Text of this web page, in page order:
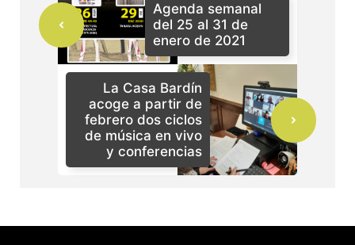
Agenda semanal
del 25 al 31 de
enero de 2021
La Casa Bardín
acoge a partir de
febrero dos ciclos
de música en vivo
y conferencias